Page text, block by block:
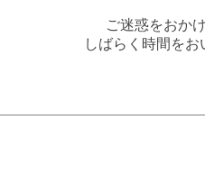
ご迷惑をおか
しばらく時間を